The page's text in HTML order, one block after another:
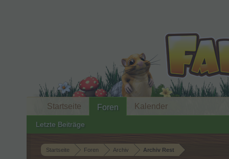
Startseite Foren Archiv Archiv Rest
Startseite Foren
Letzte Beiträge
Kalender